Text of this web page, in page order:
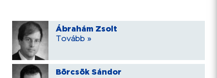
Ábrahám Zsolt
Tovább »
Börcsök Sándor